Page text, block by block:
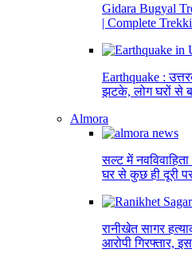
Gidara Bugyal
| Complete
Earthquake :
झटके, लोग घरों से
Almora
सल्ट में
घर से कुछ ही दूरी
रानीखेत सागर
आरोपी गिरफ्तार,